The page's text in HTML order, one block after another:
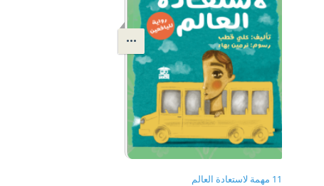
11 مهمة لاستعادة العالم